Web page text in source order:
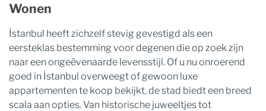
Wonen
İstanbul heeft zichzelf stevig gevestigd als een
eersteklas bestemming voor degenen die op zoek zijn
naar een ongeëvenaarde levensstijl. Of u nu onroerend
goed in İstanbul overweegt of gewoon luxe
appartementen te koop bekijkt, de stad biedt een breed
scala aan opties. Van historische juweeltjes tot